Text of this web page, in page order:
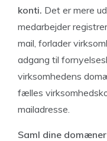
konti. Det er mere
medarbejder
mail, forlader
adgang til
virksomhedens
fælles
mailadresse.
Saml dine